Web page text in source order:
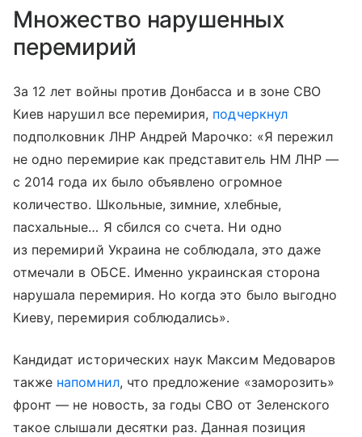
Множество нарушенных
перемирий
За 12 лет войны против Донбасса и в зоне СВО
Киев нарушил все перемирия, подчеркнул
подполковник ЛНР Андрей Марочко: «Я пережил
не одно перемирие как представитель НМ ЛНР —
с 2014 года их было объявлено огромное
количество. Школьные, зимние, хлебные,
пасхальные… Я сбился со счета. Ни одно
из перемирий Украина не соблюдала, это даже
отмечали в ОБСЕ. Именно украинская сторона
нарушала перемирия. Но когда это было выгодно
Киеву, перемирия соблюдались».
Кандидат исторических наук Максим Медоваров
также напомнил, что предложение «заморозить»
фронт — не новость, за годы СВО от Зеленского
такое слышали десятки раз. Данная позиция